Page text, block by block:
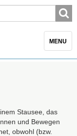
Toggle
MENU
Stausee, das
und Bewegen
obwohl (bzw.